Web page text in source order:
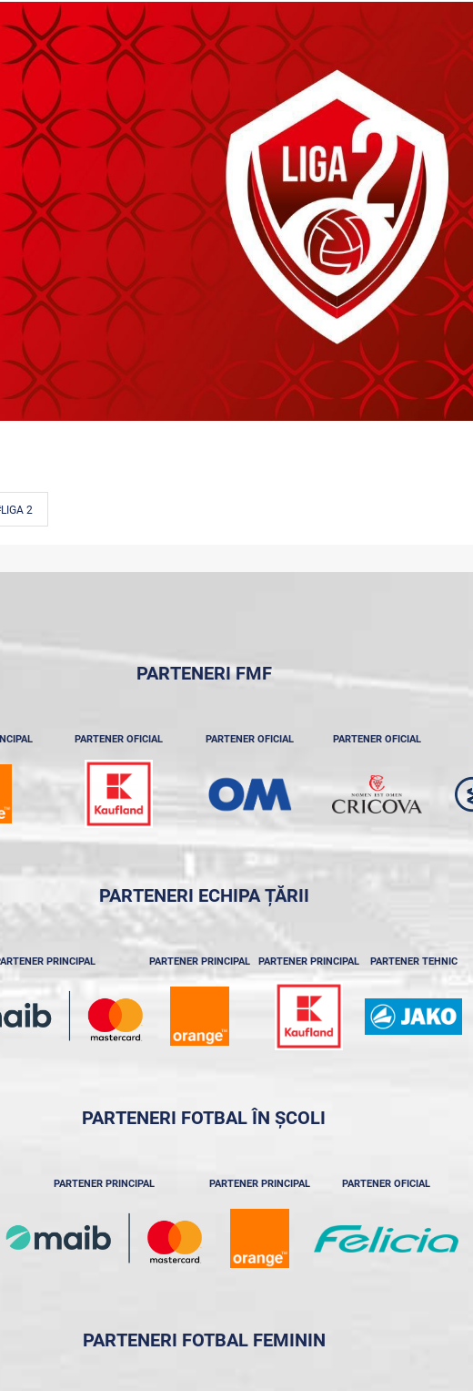
2
PARTENERI FMF
PARTENER OFICIAL PARTENER OFICIAL PARTENER OFICIAL
PARTENERI ECHIPA ȚĂRII
PRINCIPAL PARTENER PRINCIPAL PARTENER PRINCIPAL PARTENER TEHNIC
PARTENERI FOTBAL ÎN ȘCOLI
PARTENER PRINCIPAL PARTENER PRINCIPAL PARTENER OFICIAL
PARTENERI FOTBAL FEMININ